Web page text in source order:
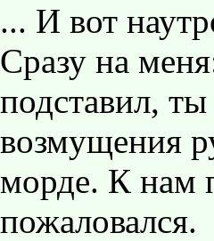
... И вот
Сразу на
подставил,
возмущения
морде. К нам
пожаловался.